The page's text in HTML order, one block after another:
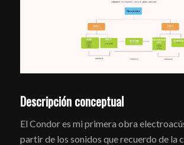
Descripción conceptual
El Condor es mi primera obra
partir de los sonidos que recuerdo de la